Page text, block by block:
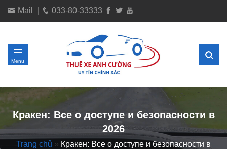
Mail 033-80-33333
Menu
Кракен: Все о доступе и безопасности в
2026
Trang chủ » Кракен: Все о доступе и безопасности в